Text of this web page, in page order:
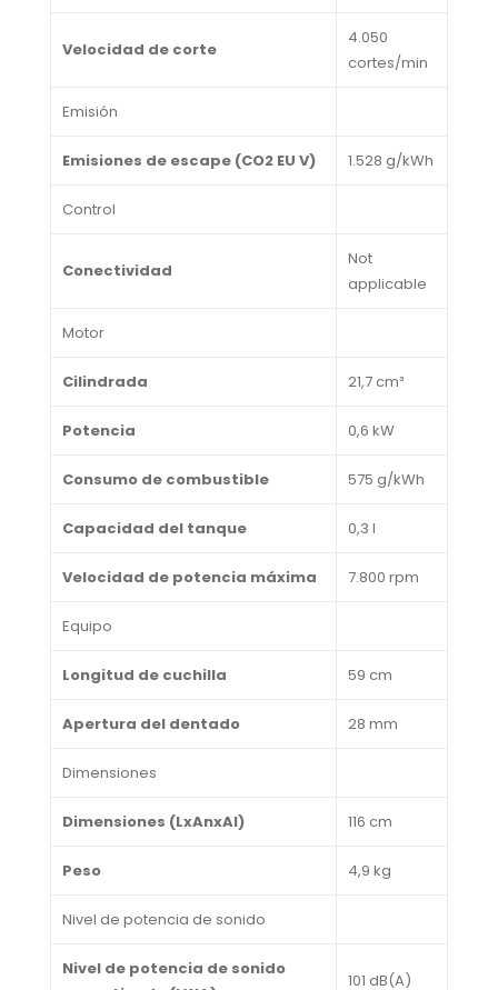
Velocidad de corte
4.050
cortes/min
Emisión
Emisiones de escape (CO2 EU V) 1.528 g/kWh
Control
Conectividad
Not
applicable
Motor
Cilindrada 21,7 cm³
Potencia 0,6 kW
Consumo de combustible 575 g/kWh
Capacidad del tanque 0,3 l
Velocidad de potencia máxima 7.800 rpm
Equipo
Longitud de cuchilla 59 cm
Apertura del dentado 28 mm
Dimensiones
Dimensiones (LxAnxAl) 116 cm
Peso 4,9 kg
Nivel de potencia de sonido
Nivel de potencia de sonido
101 dB(A)